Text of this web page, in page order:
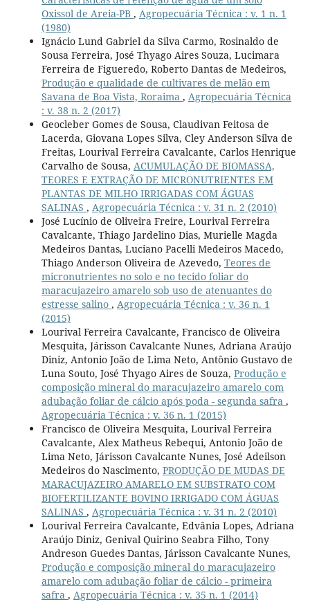
Oxissol de Areia-PB , Agropecuária Técnica : v. 1 n. 1
(1980)
Ignácio Lund Gabriel da Silva Carmo, Rosinaldo de
Sousa Ferreira, José Thyago Aires Souza, Lucimara
Ferreira de Figueredo, Roberto Dantas de Medeiros,
Produção e qualidade de cultivares de melão em
Savana de Boa Vista, Roraima , Agropecuária Técnica
: v. 38 n. 2 (2017)
Geocleber Gomes de Sousa, Claudivan Feitosa de
Lacerda, Giovana Lopes Silva, Cley Anderson Silva de
Freitas, Lourival Ferreira Cavalcante, Carlos Henrique
Carvalho de Sousa, ACUMULAÇÃO DE BIOMASSA,
TEORES E EXTRAÇÃO DE MICRONUTRIENTES EM
PLANTAS DE MILHO IRRIGADAS COM ÁGUAS
SALINAS , Agropecuária Técnica : v. 31 n. 2 (2010)
José Lucínio de Oliveira Freire, Lourival Ferreira
Cavalcante, Thiago Jardelino Dias, Murielle Magda
Medeiros Dantas, Luciano Pacelli Medeiros Macedo,
Thiago Anderson Oliveira de Azevedo, Teores de
micronutrientes no solo e no tecido foliar do
maracujazeiro amarelo sob uso de atenuantes do
estresse salino , Agropecuária Técnica : v. 36 n. 1
(2015)
Lourival Ferreira Cavalcante, Francisco de Oliveira
Mesquita, Járisson Cavalcante Nunes, Adriana Araújo
Diniz, Antonio João de Lima Neto, Antônio Gustavo de
Luna Souto, José Thyago Aires de Souza, Produção e
composição mineral do maracujazeiro amarelo com
adubação foliar de cálcio após poda - segunda safra ,
Agropecuária Técnica : v. 36 n. 1 (2015)
Francisco de Oliveira Mesquita, Lourival Ferreira
Cavalcante, Alex Matheus Rebequi, Antonio João de
Lima Neto, Járisson Cavalcante Nunes, José Adeilson
Medeiros do Nascimento, PRODUÇÃO DE MUDAS DE
MARACUJAZEIRO AMARELO EM SUBSTRATO COM
BIOFERTILIZANTE BOVINO IRRIGADO COM ÁGUAS
SALINAS , Agropecuária Técnica : v. 31 n. 2 (2010)
Lourival Ferreira Cavalcante, Edvânia Lopes, Adriana
Araújo Diniz, Genival Quirino Seabra Filho, Tony
Andreson Guedes Dantas, Járisson Cavalcante Nunes,
Produção e composição mineral do maracujazeiro
amarelo com adubação foliar de cálcio - primeira
safra , Agropecuária Técnica : v. 35 n. 1 (2014)